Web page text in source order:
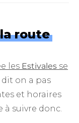
route
les Estivales se
dit on a pas
et horaires
à suivre donc.